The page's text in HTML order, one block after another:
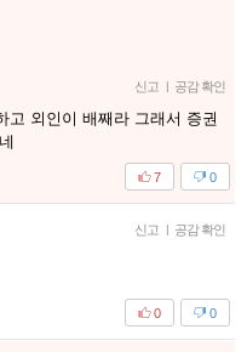
신고 | 공감 확인
고 외인이 배째라 그래서 증권
0
7
신고 | 공감 확인
0
0